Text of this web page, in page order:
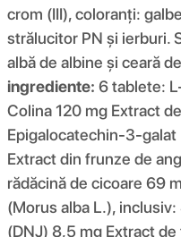
crom (III), coloranți:
strălucitor PN și ierburi.
albă de albine și ceară
ingrediente: 6 tablete:
Colina 120 mg Extract
Epigalocatechin-3-galat
Extract din frunze de
rădăcină de cicoare 69
(Morus alba L.),
(DNJ) 8,5 mg Extract